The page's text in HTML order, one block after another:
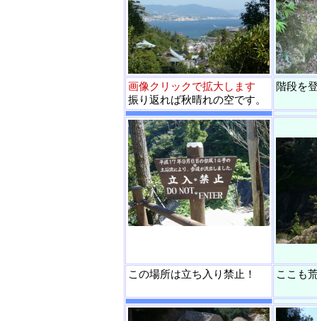
画像クリックで拡大します
振り返れば秋晴れの空です。
階段を
この場所は立ち入り禁止！ ここも